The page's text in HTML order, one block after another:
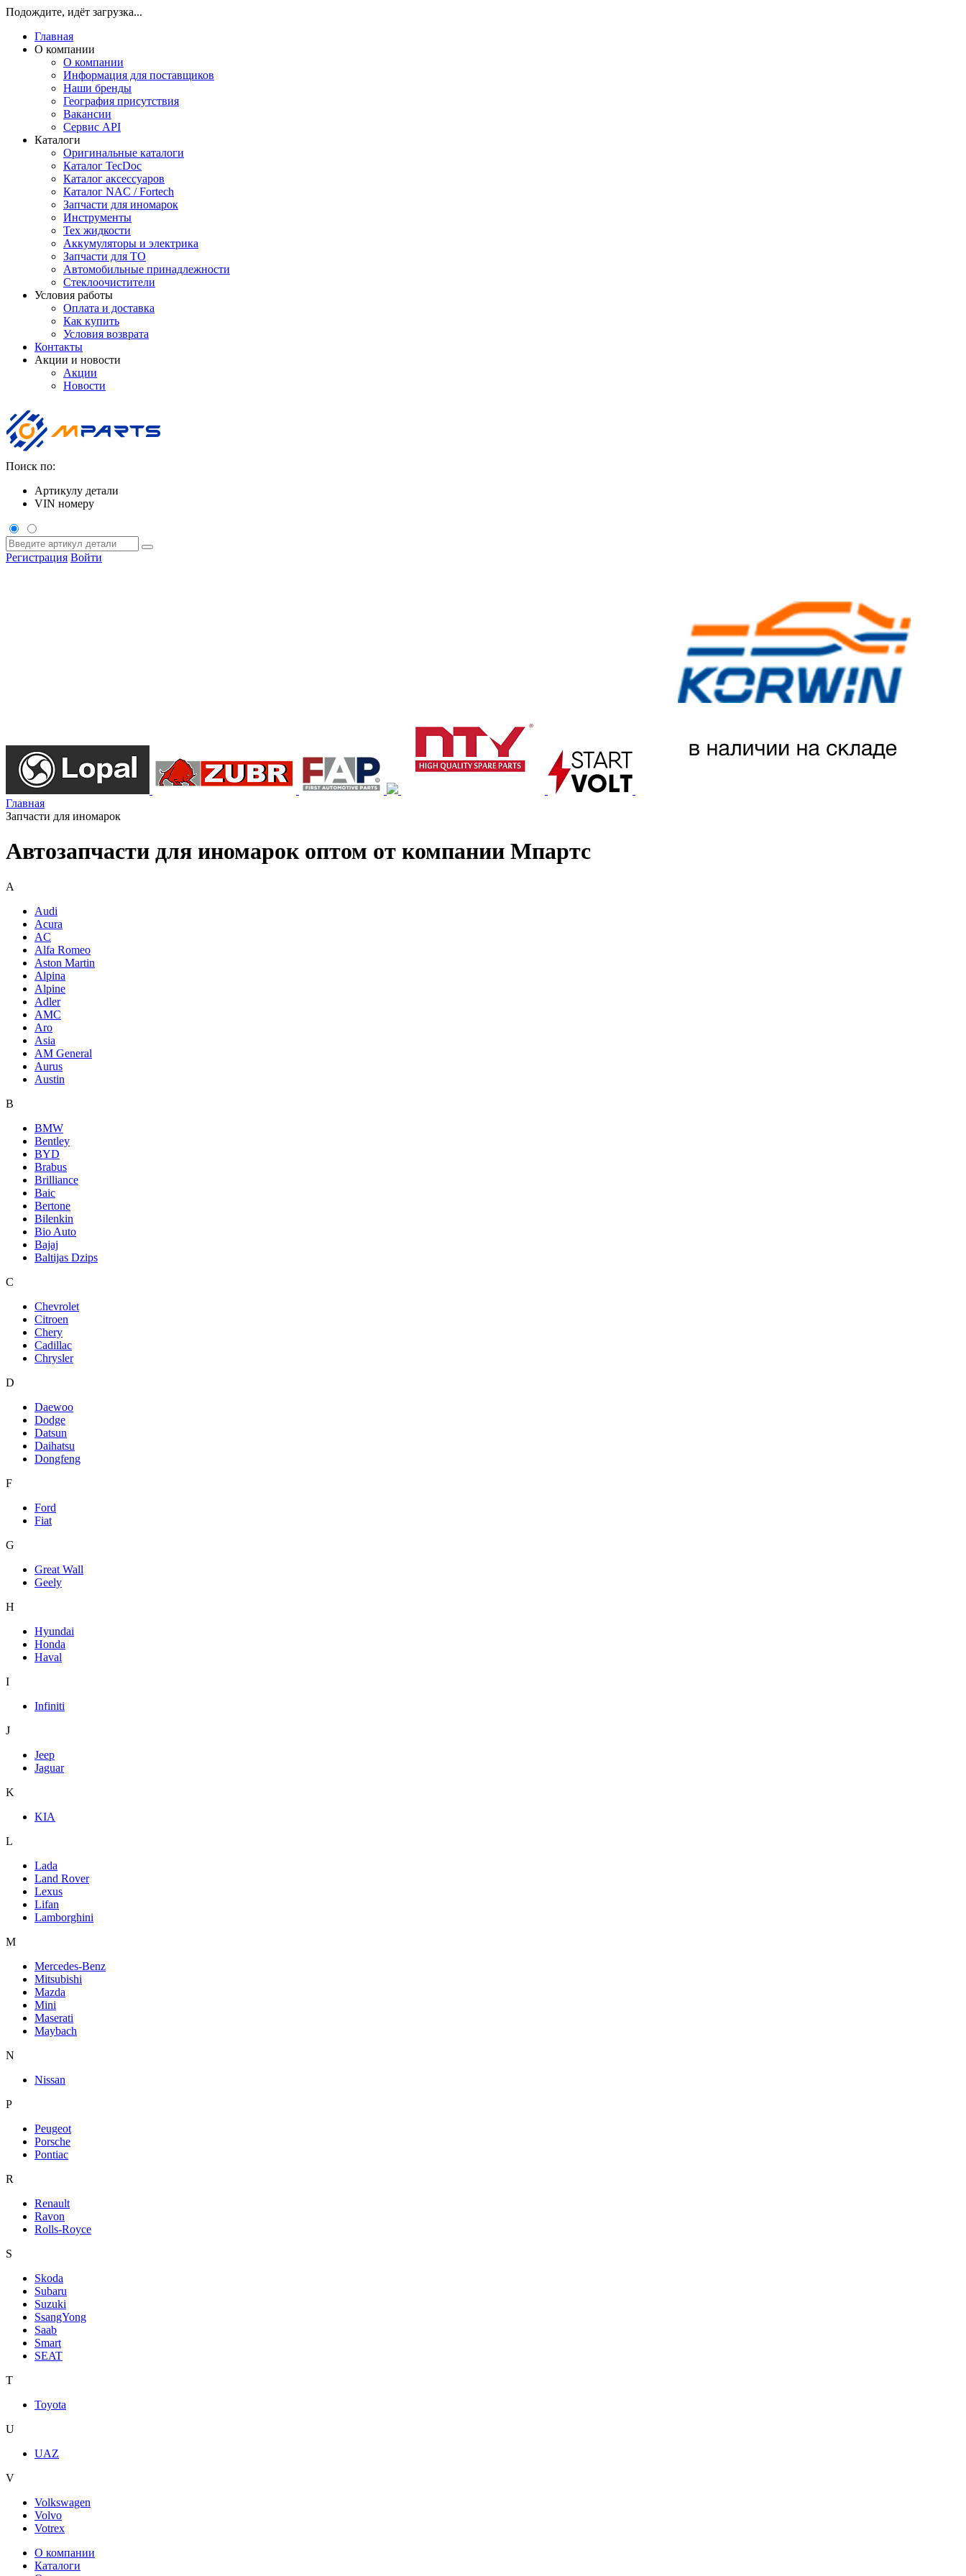
Подождите, идёт загрузка...
Главная
О компании
О компании
Информация для поставщиков
Наши бренды
География присутствия
Вакансии
Сервис API
Каталоги
Оригинальные каталоги
Каталог TecDoc
Каталог аксессуаров
Каталог NAC / Fortech
Запчасти для иномарок
Инструменты
Тех жидкости
Аккумуляторы и электрика
Запчасти для ТО
Автомобильные принадлежности
Стеклоочистители
Условия работы
Оплата и доставка
Как купить
Условия возврата
Контакты
Акции и новости
Акции
Новости
Поиск по:
Артикулу детали
VIN номеру
Регистрация Войти
Главная
Запчасти для иномарок
Автозапчасти для иномарок оптом от компании Мпартс
A
Audi
Acura
AC
Alfa Romeo
Aston Martin
Alpina
Alpine
Adler
AMC
Aro
Asia
AM General
Aurus
Austin
B
BMW
Bentley
BYD
Brabus
Brilliance
Baic
Bertone
Bilenkin
Bio Auto
Bajaj
Baltijas Dzips
C
Chevrolet
Citroen
Chery
Cadillac
Chrysler
D
Daewoo
Dodge
Datsun
Daihatsu
Dongfeng
F
Ford
Fiat
G
Great Wall
Geely
H
Hyundai
Honda
Haval
I
Infiniti
J
Jeep
Jaguar
K
KIA
L
Lada
Land Rover
Lexus
Lifan
Lamborghini
M
Mercedes-Benz
Mitsubishi
Mazda
Mini
Maserati
Maybach
N
Nissan
P
Peugeot
Porsche
Pontiac
R
Renault
Ravon
Rolls-Royce
S
Skoda
Subaru
Suzuki
SsangYong
Saab
Smart
SEAT
T
Toyota
U
UAZ
V
Volkswagen
Volvo
Votrex
О компании
Каталоги